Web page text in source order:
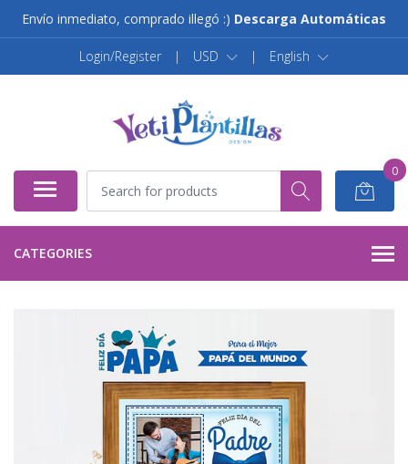
Envío inmediato, comprado illegó :) Descarga Automáticas
Login/Register | USD | English
0
CATEGORIES